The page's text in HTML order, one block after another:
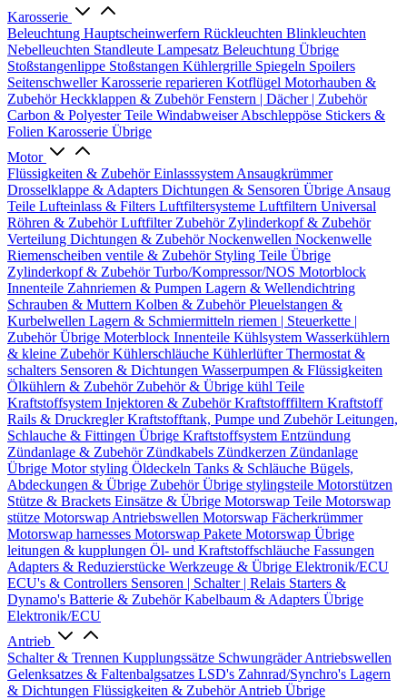
Karosserie
Beleuchtung Hauptscheinwerfern Rückleuchten Blinkleuchten
Nebelleuchten Standleute Lampesatz Beleuchtung Übrige
Stoßstangenlippe Stoßstangen Kühlergrille Spiegeln Spoilers
SeitenschwellerKarosserie reparieren Kotflügel Motorhauben &
ZubehörHeckklappen & ZubehörFenstern | Dächer | Zubehör
Carbon & Polyester Teile WindabweiserAbschleppöse Stickers &
Folien Karosserie Übrige
Motor
Flüssigkeiten & ZubehörEinlasssystem Ansaugkrümmer
Drosselklappe & Adapters Dichtungen & Sensoren Übrige Ansaug
Teile Lufteinlass & Filters Luftfiltersysteme Luftfiltern Universal
Röhren & ZubehörLuftfilter Zubehör Zylinderkopf & Zubehör
Verteilung Dichtungen & ZubehörNockenwellen Nockenwelle
Riemenscheiben ventile & Zubehör Styling Teile Übrige
Zylinderkopf & ZubehörTurbo/Kompressor/NOS Motorblock
Innenteile Zahnriemen & Pumpen Lagern & Wellendichtring
Schrauben & Muttern Kolben & ZubehörPleuelstangen &
Kurbelwellen Lagern & Schmiermitteln riemen | Steuerkette |
ZubehörÜbrige Moterblock Innenteile Kühlsystem Wasserkühlern
& kleine ZubehörKühlerschläuche KühlerlüfterThermostat &
schalters Sensoren & Dichtungen Wasserpumpen & Flüssigkeiten
Ölkühlern & Zubehör Zubehör & Übrige kühl Teile
Kraftstoffsystem Injektoren & ZubehörKraftstofffiltern Kraftstoff
Rails & DruckreglerKraftstofftank, Pumpe und ZubehörLeitungen,
Schlauche & Fittingen Übrige Kraftstoffsystem Entzündung
Zündanlage & Zubehör Zündkabels Zündkerzen Zündanlage
Übrige Motor styling Öldeckeln Tanks & Schläuche Bügels,
Abdeckungen & Übrige ZubehörÜbrige stylingsteile Motorstützen
Stütze & Brackets Einsätze & Übrige Motorswap Teile Motorswap
stütze Motorswap Antriebswellen Motorswap Fächerkrümmer
Motorswap harnesses Motorswap Pakete Motorswap Übrige
leitungen & kupplungen Öl- und Kraftstoffschläuche Fassungen
Adapters & Reduzierstücke Werkzeuge & Übrige Elektronik/ECU
ECU's & Controllers Sensoren | Schalter | Relais Starters &
Dynamo's Batterie & ZubehörKabelbaum & Adapters Übrige
Elektronik/ECU
Antrieb
Schalter & Trennen Kupplungssätze SchwungräderAntriebswellen
Gelenksatzes & Faltenbalgsatzes LSD's Zahnrad/Synchro's Lagern
& Dichtungen Flüssigkeiten & ZubehörAntrieb Übrige